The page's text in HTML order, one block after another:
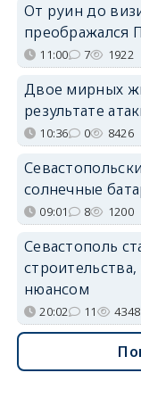
От руин до
преображался
11:00 7 1922
Двое мирных
результате
10:36 0 8426
солнечные
09:01 8 1200
Севастополь
нюансом
20:02 11 4348